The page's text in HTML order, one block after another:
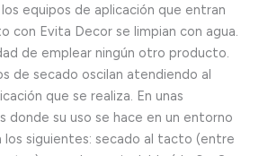
equipos de aplicación que entran
con Evita Decor se limpian con agua.
de emplear ningún otro producto.
de secado oscilan atendiendo al
que se realiza. En unas
donde su uso se hace en un entorno
los siguientes: secado al tacto (entre